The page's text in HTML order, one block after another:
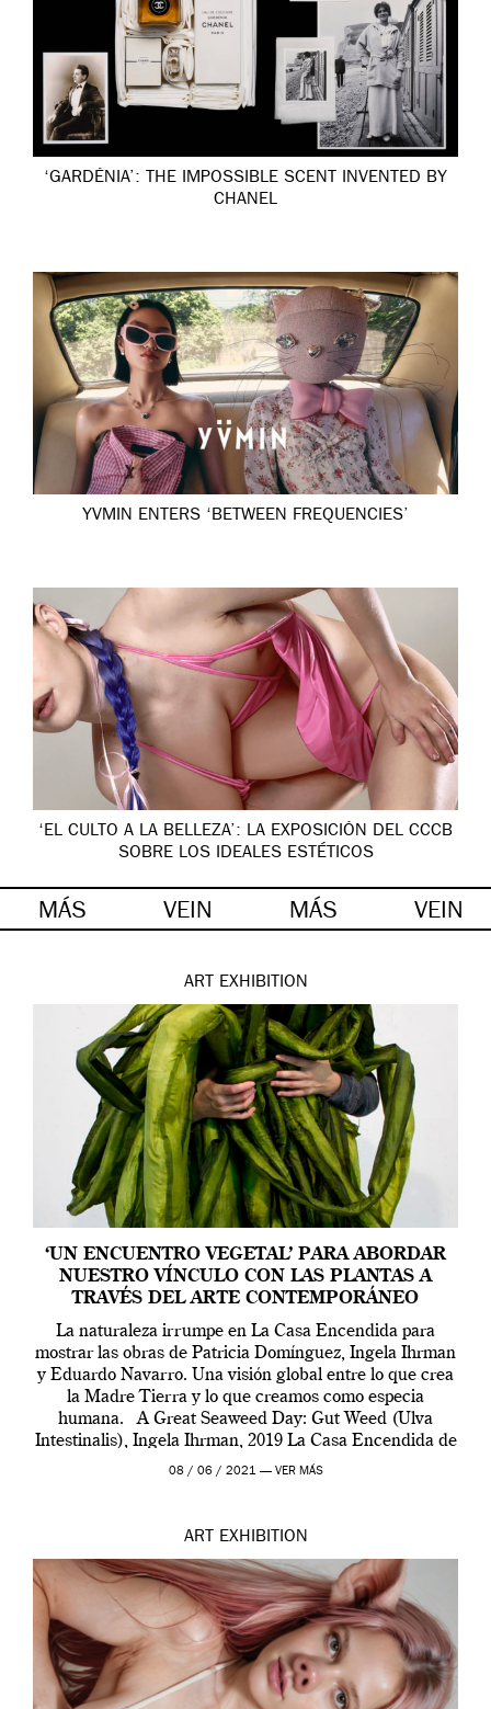
‘GARDÉNIA’: THE IMPOSSIBLE SCENT INVENTED BY
CHANEL
YVMIN ENTERS ‘BETWEEN FREQUENCIES’
‘EL CULTO A LA BELLEZA’: LA EXPOSICIÓN DEL CCCB
SOBRE LOS IDEALES ESTÉTICOS
MÁS VEIN MÁS VEIN
ART EXHIBITION
‘UN ENCUENTRO VEGETAL’ PARA ABORDAR
NUESTRO VÍNCULO CON LAS PLANTAS A
TRAVÉS DEL ARTE CONTEMPORÁNEO
La naturaleza irrumpe en La Casa Encendida para
mostrar las obras de Patricia Domínguez, Ingela Ihrman
y Eduardo Navarro. Una visión global entre lo que crea
la Madre Tierra y lo que creamos como especia
humana. A Great Seaweed Day: Gut Weed (Ulva
Intestinalis), Ingela Ihrman, 2019 La Casa Encendida de
Madrid y la Wellcome […]
08 / 06 / 2021 — VER MÁS
ART EXHIBITION